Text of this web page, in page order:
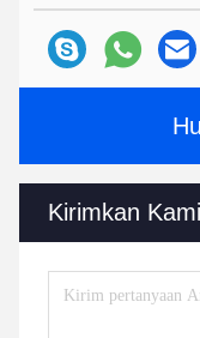
Kirimkan Kami